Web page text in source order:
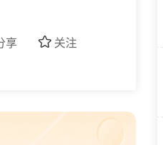
关注
享